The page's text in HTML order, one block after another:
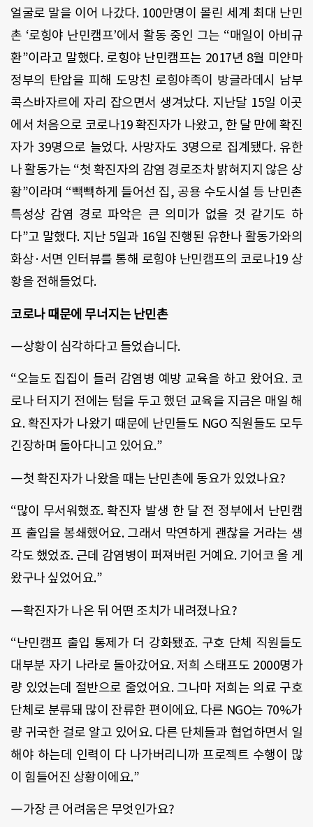
얼굴로 말을 이어 나갔다. 100만명이 몰린 세계 최대 난민
촌 ‘로힝야 난민캠프’에서 활동 중인 그는 “매일이 아비규
환”이라고 말했다. 로힝야 난민캠프는 2017년 8월 미얀마
정부의 탄압을 피해 도망친 로힝야족이 방글라데시 남부
콕스바자르에 자리 잡으면서 생겨났다. 지난달 15일 이곳
에서 처음으로 코로나19 확진자가 나왔고, 한 달 만에 확진
자가 39명으로 늘었다. 사망자도 3명으로 집계됐다. 유한
나 활동가는 “첫 확진자의 감염 경로조차 밝혀지지 않은 상
황”이라며 “빽빽하게 들어선 집, 공용 수도시설 등 난민촌
특성상 감염 경로 파악은 큰 의미가 없을 것 같기도 하
다”고 말했다. 지난 5일과 16일 진행된 유한나 활동가와의
화상·서면 인터뷰를 통해 로힝야 난민캠프의 코로나19 상
황을 전해들었다.
코로나 때문에 무너지는 난민촌
―상황이 심각하다고 들었습니다.
“오늘도 집집이 들러 감염병 예방 교육을 하고 왔어요. 코
로나 터지기 전에는 텀을 두고 했던 교육을 지금은 매일 해
요. 확진자가 나왔기 때문에 난민들도 NGO 직원들도 모두
긴장하며 돌아다니고 있어요.”
―첫 확진자가 나왔을 때는 난민촌에 동요가 있었나요?
“많이 무서워했죠. 확진자 발생 한 달 전 정부에서 난민캠
프 출입을 봉쇄했어요. 그래서 막연하게 괜찮을 거라는 생
각도 했었죠. 근데 감염병이 퍼져버린 거예요. 기어코 올 게
왔구나 싶었어요.”
―확진자가 나온 뒤 어떤 조치가 내려졌나요?
“난민캠프 출입 통제가 더 강화됐죠. 구호 단체 직원들도
대부분 자기 나라로 돌아갔어요. 저희 스태프도 2000명가
량 있었는데 절반으로 줄었어요. 그나마 저희는 의료 구호
단체로 분류돼 많이 잔류한 편이에요. 다른 NGO는 70%가
량 귀국한 걸로 알고 있어요. 다른 단체들과 협업하면서 일
해야 하는데 인력이 다 나가버리니까 프로젝트 수행이 많
이 힘들어진 상황이에요.”
―가장 큰 어려움은 무엇인가요?